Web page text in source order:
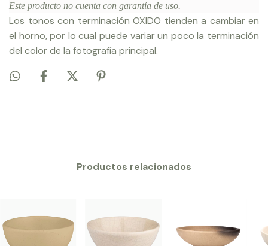
Este producto no cuenta con garantía de uso.
Los tonos con terminación OXIDO tienden a cambiar en
el horno, por lo cual puede variar un poco la terminación
del color de la fotografía principal.
Productos relacionados